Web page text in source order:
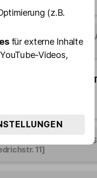
mit Koberer FABIAN
Show Club]
mit Drag Queen
mit Ex-Zuhälter JAN
11]
(z.B.
für externe Inhalte
Videos,